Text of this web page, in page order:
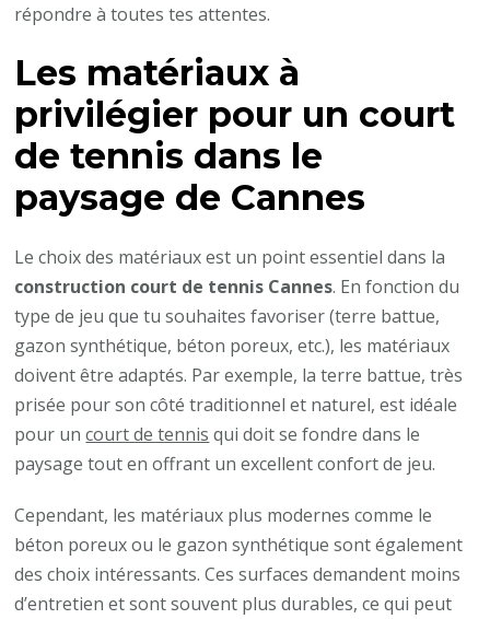
répondre à toutes tes attentes.
Les matériaux à
privilégier pour un court
de tennis dans le
paysage de Cannes
Le choix des matériaux est un point essentiel dans la
construction court de tennis Cannes. En fonction du
type de jeu que tu souhaites favoriser (terre battue,
gazon synthétique, béton poreux, etc.), les matériaux
doivent être adaptés. Par exemple, la terre battue, très
prisée pour son côté traditionnel et naturel, est idéale
pour uncourt de tennis qui doit se fondre dans le
paysage tout en offrant un excellent confort de jeu.
Cependant, les matériaux plus modernes comme le
béton poreux ou le gazon synthétique sont également
des choix intéressants. Ces surfaces demandent moins
d’entretien et sont souvent plus durables, ce qui peut